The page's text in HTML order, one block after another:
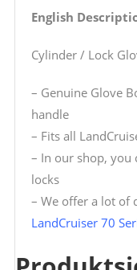
English
Cylinder / Lock
– Genuine Glove
handle
– Fits all
– In our shop, you
locks
– We offer a lot of
LandCruiser 70